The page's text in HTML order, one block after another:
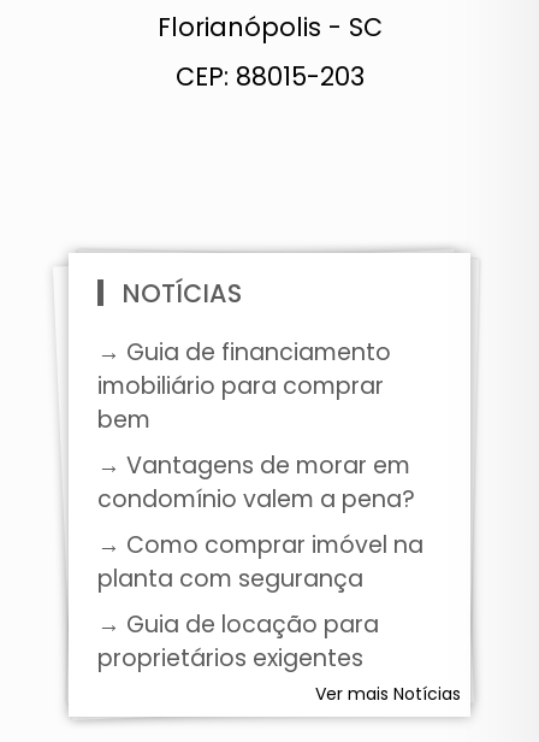
Florianópolis - SC
CEP: 88015-203
NOTÍCIAS
→ Guia de financiamento
imobiliário para comprar
bem
→ Vantagens de morar em
condomínio valem a pena?
→ Como comprar imóvel na
planta com segurança
→ Guia de locação para
proprietários exigentes
Ver mais Notícias